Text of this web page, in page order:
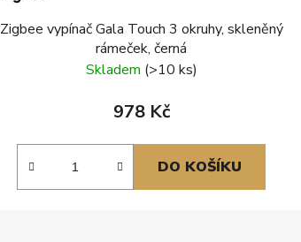
Zigbee vypínač Gala Touch 3 okruhy, skleněný
rámeček, černá
Skladem (>10 ks)
978 Kč
DO KOŠÍKU